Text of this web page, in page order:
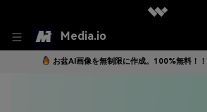
Media.io
お盆AI画像を無制限に作成。100%無料！！